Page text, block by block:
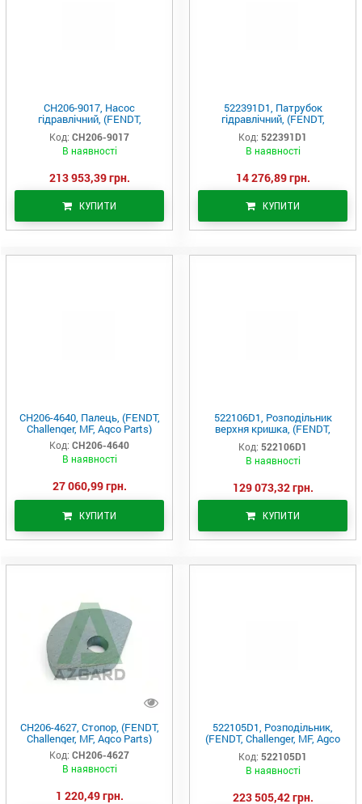
CH206-9017, Насос
гідравлічний, (FENDT,
Challenger, MF, Agco Parts)
Код: CH206-9017
В наявності
213 953,39 грн.
КУПИТИ
522391D1, Патрубок
гідравлічний, (FENDT,
Challenger, MF, Agco Parts)
Код: 522391D1
В наявності
14 276,89 грн.
КУПИТИ
CH206-4640, Палець, (FENDT,
Challenger, MF, Agco Parts)
Код: CH206-4640
В наявності
27 060,99 грн.
КУПИТИ
522106D1, Розподільник
верхня кришка, (FENDT,
Challenger, MF, Agco Parts)
Код: 522106D1
В наявності
129 073,32 грн.
КУПИТИ
CH206-4627, Стопор, (FENDT,
Challenger, MF, Agco Parts)
Код: CH206-4627
В наявності
1 220,49 грн.
522105D1, Розподільник,
(FENDT, Challenger, MF, Agco
Parts)
Код: 522105D1
В наявності
223 505,42 грн.